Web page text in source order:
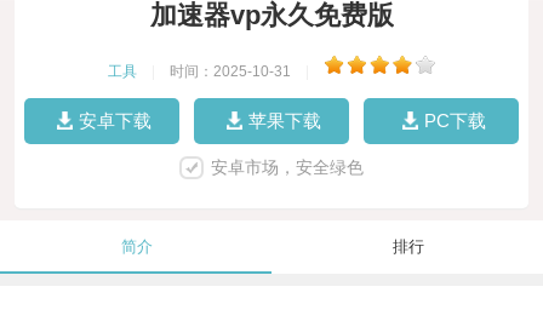
加速器vp永久免费版
工具 时间：2025-10-31
安卓下载 苹果下载 PC下载
安卓市场，安全绿色
简介 排行